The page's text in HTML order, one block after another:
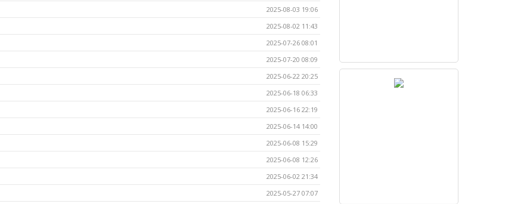
2025-08-03 19:06
2025-08-02 11:43
2025-07-26 08:01
2025-07-20 08:09
2025-06-22 20:25
2025-06-18 06:33
2025-06-16 22:19
2025-06-14 14:00
2025-06-08 15:29
2025-06-08 12:26
2025-06-02 21:34
2025-05-27 07:07